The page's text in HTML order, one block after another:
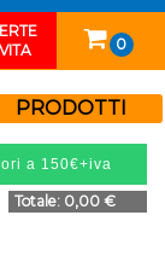
0
PRODOTTI
a 150€+iva
Totale: 0,00 €